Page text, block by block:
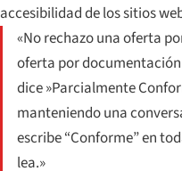
accesibilidad de los sitios
«No rechazo una oferta
oferta por
dice »Parcialmente
manteniendo una
escribe “Conforme” en
lea.»